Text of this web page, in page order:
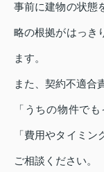
事前に建物の状態
略の根拠がはっき
ます。
また、契約不適合
「うちの物件で
「費用やタイミ
ご相談ください。